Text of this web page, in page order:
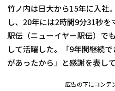
竹ノ内は日大から15年に入社
し、20年には2時間9分31秒
駅伝（ニューイヤー駅伝）で
して活躍した。「9年間継続
があったから」と感謝を表して
広告の下にコンテ